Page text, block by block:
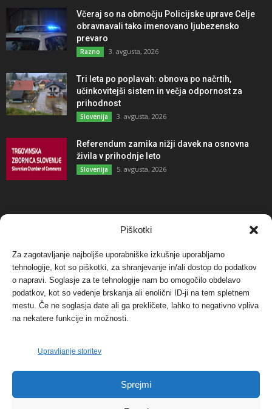
Piškotki
Za zagotavljanje najboljše uporabniške izkušnje uporabljamo
tehnologije, kot so piškotki, za shranjevanje in/ali dostop do podatkov
o napravi. Soglasje za te tehnologije nam bo omogočilo obdelavo
podatkov, kot so vedenje brskanja ali enolični ID-ji na tem spletnem
mestu. Če ne soglasja date ali ga prekličete, lahko to negativno vpliva
na nekatere funkcije in možnosti.
Upravljanje storitev
Sprejmi
Včeraj so na območju Policijske uprave Celje
obravnavali tako imenovano ljubezensko
prevaro
Razno 3. avgusta, 2026
Tri leta po poplavah: obnova po načrtih,
učinkovitejši sistem in večja odpornost za
prihodnost
Slovenija 3. avgusta, 2026
Referendum zamika nižji davek na osnovna
živila v prihodnje leto
Slovenija 5. avgusta, 2026
NAJBOLJ KOMENTIRANO
Protest proti vetrnim elektrarnam na Ojstrici, v
svetu pa vedno bolj...
Dogodki 12. maja, 2017
Tožilstvo v Celovcu v korist elektrarnam
Verbund
FOTO: Razstava cvetličarskega mojstra Andreja
Dogodki 27. novembra, 2017